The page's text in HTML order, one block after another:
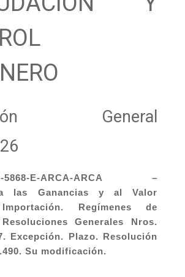
General
5868-E-ARCA-ARCA –
a las Ganancias y al Valor
Regímenes de
Generales Nros.
Excepción. Plazo. Resolución
Su modificación.